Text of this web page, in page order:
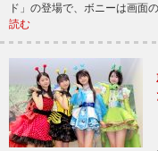
ド」の登場で、ボニーは画面
読む